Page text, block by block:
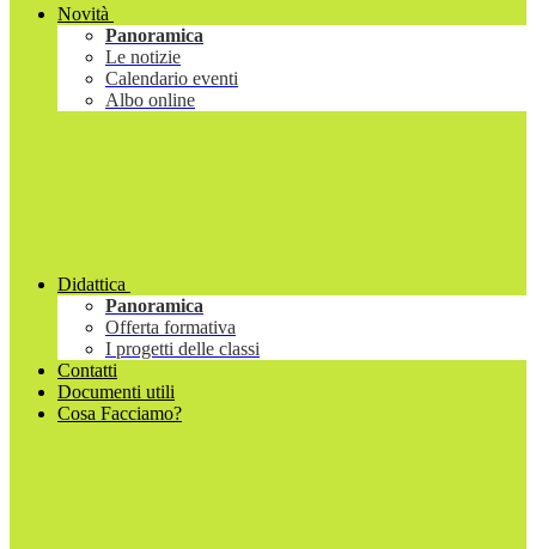
Novità
Panoramica
Le notizie
Calendario eventi
Albo online
Didattica
Panoramica
Offerta formativa
I progetti delle classi
Contatti
Documenti utili
Cosa Facciamo?